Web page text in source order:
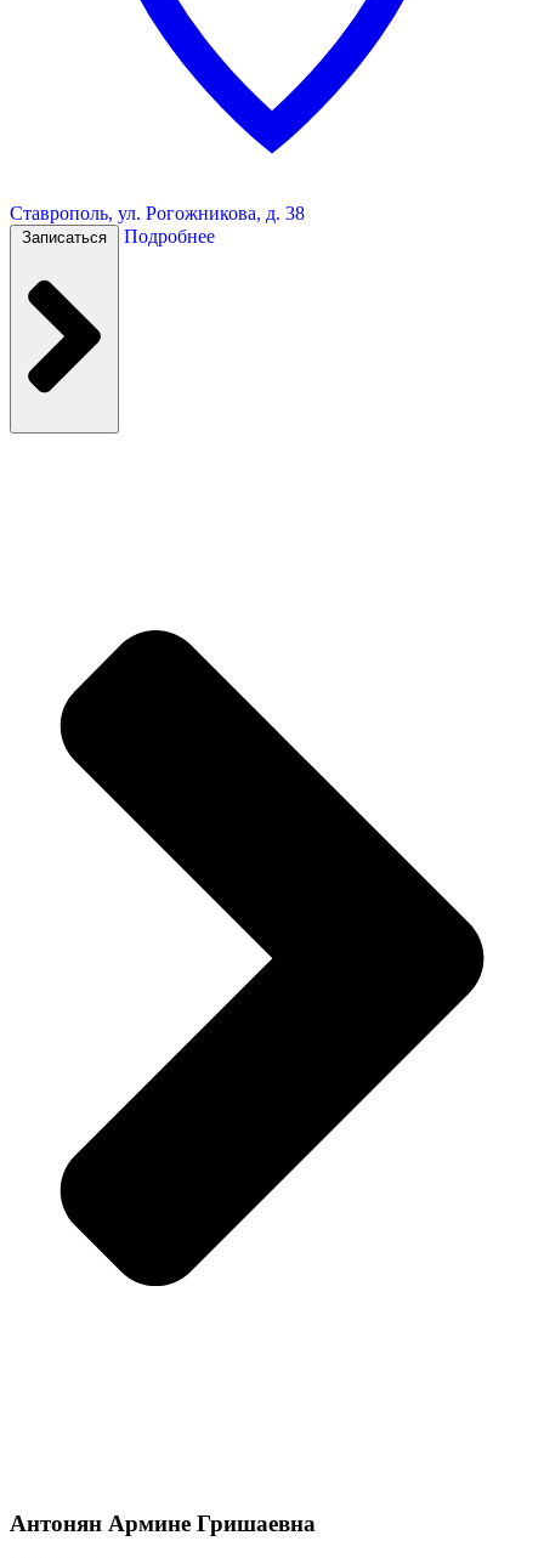
Ставрополь, ул. Рогожникова, д. 38
Записаться Подробнее
Антонян Армине Гришаевна